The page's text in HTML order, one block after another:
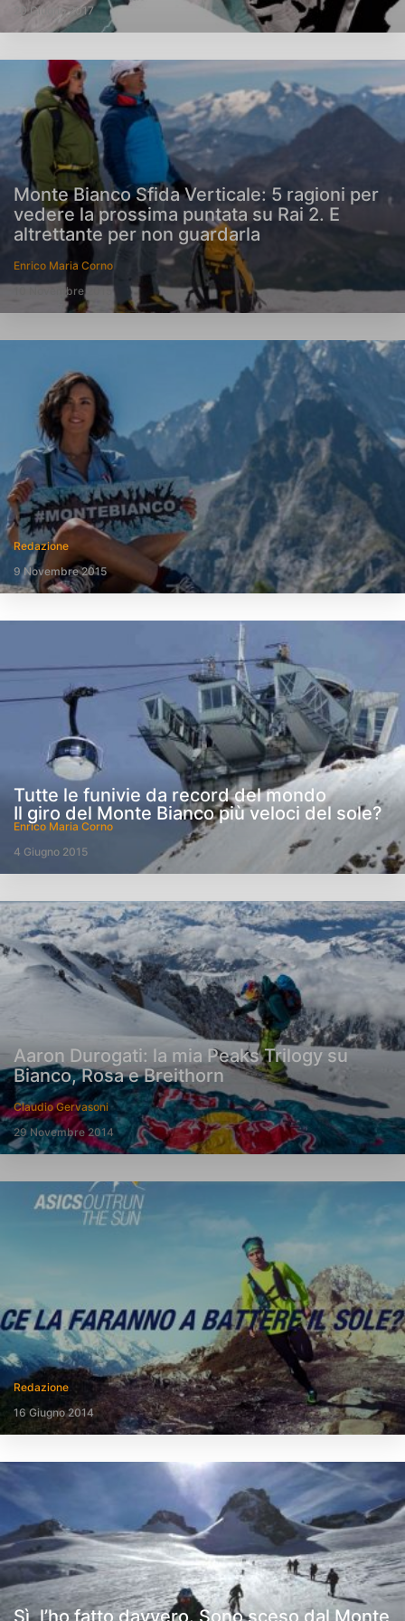
20 Giugno 2017
Monte Bianco Sfida Verticale: 5 ragioni per
vedere la prossima puntata su Rai 2. E
altrettante per non guardarla
Enrico Maria Corno
10 Novembre 2015
Redazione
9 Novembre 2015
Tutte le funivie da record del mondo
Enrico Maria Corno
4 Giugno 2015
Aaron Durogati: la mia Peaks Trilogy su
Bianco, Rosa e Breithorn
Claudio Gervasoni
29 Novembre 2014
Il giro del Monte Bianco più veloci del sole?
Redazione
16 Giugno 2014
Sì, l’ho fatto davvero. Sono sceso dal Monte